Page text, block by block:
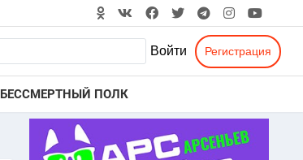
Войти Регистрация
БЕССМЕРТНЫЙ ПОЛК